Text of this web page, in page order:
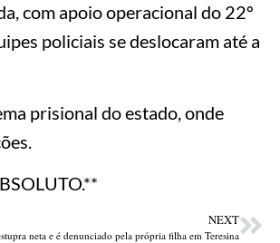
com apoio operacional do 22º
policiais se deslocaram até a
prisional do estado, onde
NEXT
neta e é denunciado pela própria filha em Teresina